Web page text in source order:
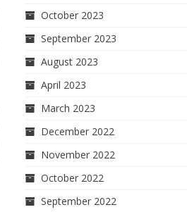
October 2023
September 2023
August 2023
April 2023
March 2023
December 2022
November 2022
October 2022
September 2022